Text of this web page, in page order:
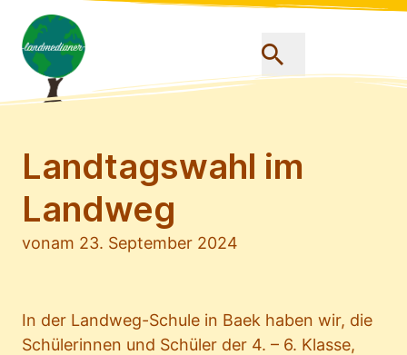
Landtagswahl im
Landweg
vonam 23. September 2024
In der Landweg-Schule in Baek haben wir, die
Schülerinnen und Schüler der 4. – 6. Klasse,